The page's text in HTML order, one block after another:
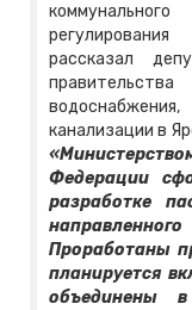
рассказал
канализации в
Федерации
разработке
Проработаны
планируется
объединены